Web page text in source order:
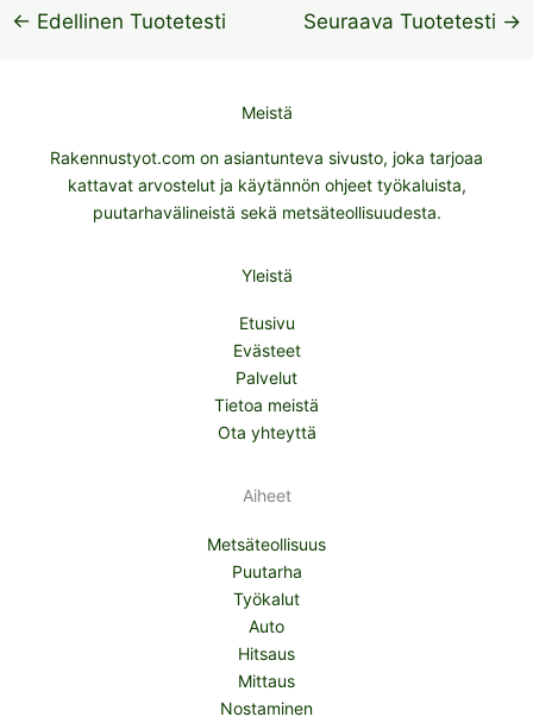
← Edellinen Tuotetesti Seuraava Tuotetesti →
Meistä
Rakennustyot.com on asiantunteva sivusto, joka tarjoaa
kattavat arvostelut ja käytännön ohjeet työkaluista,
puutarhavälineistä sekä metsäteollisuudesta.
Yleistä
Etusivu
Evästeet
Palvelut
Tietoa meistä
Ota yhteyttä
Aiheet
Metsäteollisuus
Puutarha
Työkalut
Auto
Hitsaus
Mittaus
Nostaminen